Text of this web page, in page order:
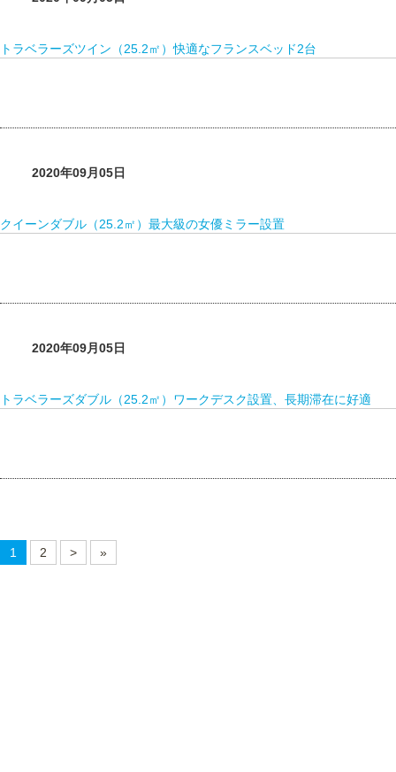
トラベラーズツイン（25.2㎡）快適なフランスベッド2台
2020年09月05日
クイーンダブル（25.2㎡）最大級の女優ミラー設置
2020年09月05日
トラベラーズダブル（25.2㎡）ワークデスク設置、長期滞在に好適
1 2 > »